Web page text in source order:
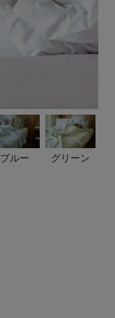
ブルー グリーン